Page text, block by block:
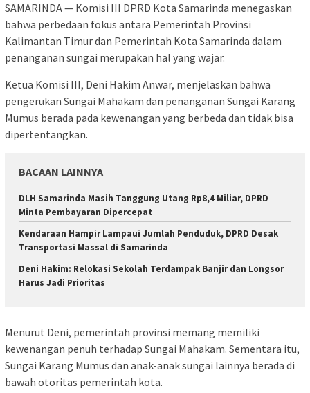
SAMARINDA — Komisi III DPRD Kota Samarinda menegaskan
bahwa perbedaan fokus antara Pemerintah Provinsi
Kalimantan Timur dan Pemerintah Kota Samarinda dalam
penanganan sungai merupakan hal yang wajar.
Ketua Komisi III, Deni Hakim Anwar, menjelaskan bahwa
pengerukan Sungai Mahakam dan penanganan Sungai Karang
Mumus berada pada kewenangan yang berbeda dan tidak bisa
dipertentangkan.
BACAAN LAINNYA
DLH Samarinda Masih Tanggung Utang Rp8,4 Miliar, DPRD
Minta Pembayaran Dipercepat
Kendaraan Hampir Lampaui Jumlah Penduduk, DPRD Desak
Transportasi Massal di Samarinda
Deni Hakim: Relokasi Sekolah Terdampak Banjir dan Longsor
Harus Jadi Prioritas
Menurut Deni, pemerintah provinsi memang memiliki
kewenangan penuh terhadap Sungai Mahakam. Sementara itu,
Sungai Karang Mumus dan anak-anak sungai lainnya berada di
bawah otoritas pemerintah kota.